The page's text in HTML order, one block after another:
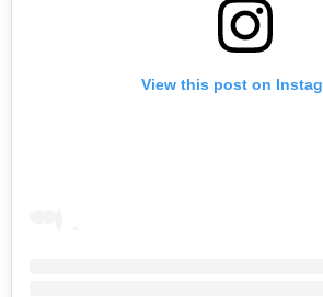
View this post on